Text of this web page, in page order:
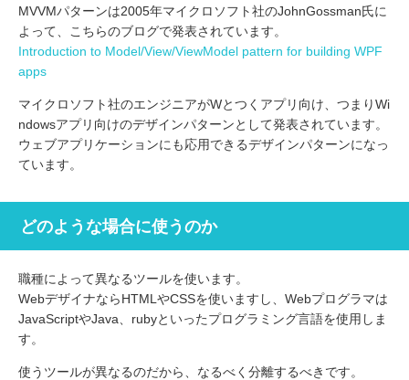
MVVMパターンは2005年マイクロソフト社のJohnGossman氏に
よって、こちらのブログで発表されています。
Introduction to Model/View/ViewModel pattern for building WPF
apps
マイクロソフト社のエンジニアがWとつくアプリ向け、つまりWi
ndowsアプリ向けのデザインパターンとして発表されています。
ウェブアプリケーションにも応用できるデザインパターンになっ
ています。
どのような場合に使うのか
職種によって異なるツールを使います。
WebデザイナならHTMLやCSSを使いますし、Webプログラマは
JavaScriptやJava、rubyといったプログラミング言語を使用しま
す。
使うツールが異なるのだから、なるべく分離するべきです。